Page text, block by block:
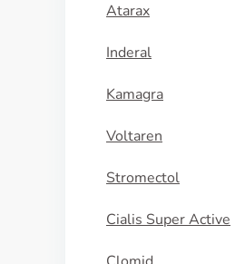
Atarax
Inderal
Kamagra
Voltaren
Stromectol
Cialis Super Active